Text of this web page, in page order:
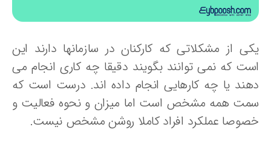
از مشکلاتی که کارکنان در سازمانها دارند این
که نمی توانند بگویند دقیقا چه کاری انجام می
یا چه کارهایی انجام داده اند. درست است که
همه مشخص است اما میزان و نحوه فعالیت و
عملکرد افراد کاملا روشن مشخص نیست.